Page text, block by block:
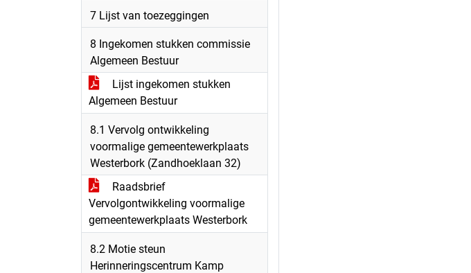
7 Lijst van toezeggingen
8 Ingekomen stukken commissie
Algemeen Bestuur
Lijst ingekomen stukken
Algemeen Bestuur
8.1 Vervolg ontwikkeling
voormalige gemeentewerkplaats
Westerbork (Zandhoeklaan 32)
Raadsbrief
Vervolgontwikkeling voormalige
gemeentewerkplaats Westerbork
8.2 Motie steun
Herinneringscentrum Kamp